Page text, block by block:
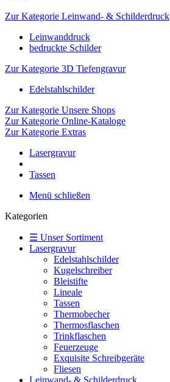
Zur Kategorie Leinwand- & Schilderdruck
Leinwanddruck
bedruckte Schilder
Zur Kategorie 3D Tiefengravur
Edelstahlschilder
Zur Kategorie Unsere Shops
Zur Kategorie Online-Kataloge
Zur Kategorie Extras
Lasergravur
Tassen
Menü schließen
Kategorien
☰ Unser Sortiment
Lasergravur
Edelstahlschilder
Kugelschreiber
Bleistifte
Lineale
Tassen
Thermobecher
Thermosflaschen
Trinkflaschen
Feuerzeuge
Exquisite Schreibgeräte
Fliesen
Leinwand- & Schilderdruck